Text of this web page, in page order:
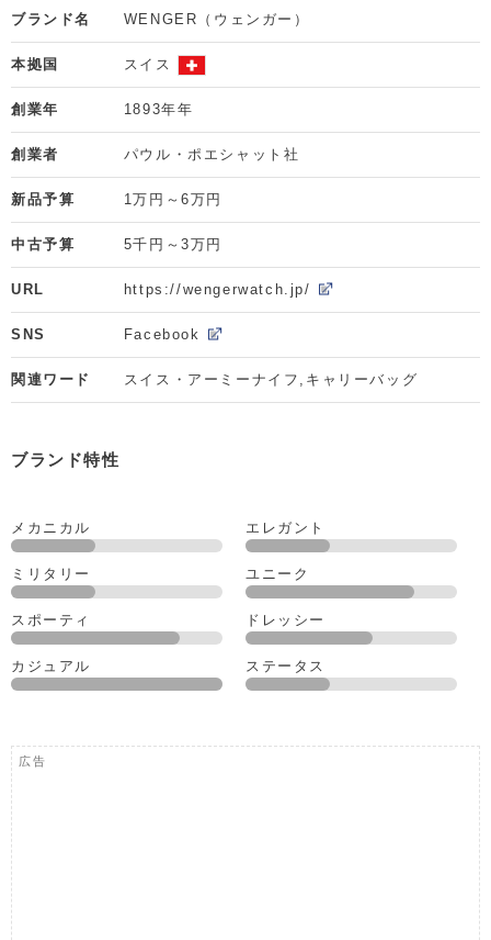
ブランド名 WENGER（ウェンガー）
本拠国 スイス
創業年 1893年年
創業者 パウル・ポエシャット社
新品予算 1万円～6万円
中古予算 5千円～3万円
URL https://wengerwatch.jp/
SNS Facebook
関連ワード スイス・アーミーナイフ,キャリーバッグ
ブランド特性
メカニカル エレガント
ミリタリー ユニーク
スポーティ ドレッシー
カジュアル ステータス
広告